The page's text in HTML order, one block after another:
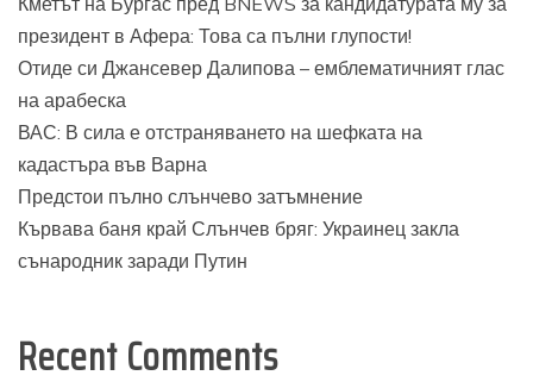
президент в Афера: Това са пълни глупости!
Отиде си Джансевер Далипова – емблематичният глас
на арабеска
ВАС: В сила е отстраняването на шефката на
кадастъра във Варна
Предстои пълно слънчево затъмнение
Кървава баня край Слънчев бряг: Украинец закла
сънародник заради Путин
Recent Comments